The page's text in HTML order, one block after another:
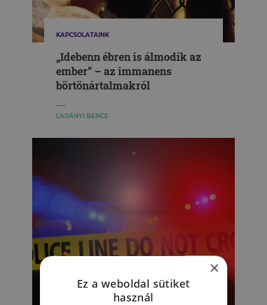
KAPCSOLATAINK
„Idebenn ébren is álmodik az
ember” – az immanens
börtönártalmakról
LADÁNYI BENCE
×
Ez a weboldal sütiket
használ